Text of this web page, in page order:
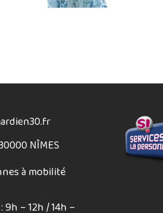
NÎMES
à mobilité
– 12h / 14h –